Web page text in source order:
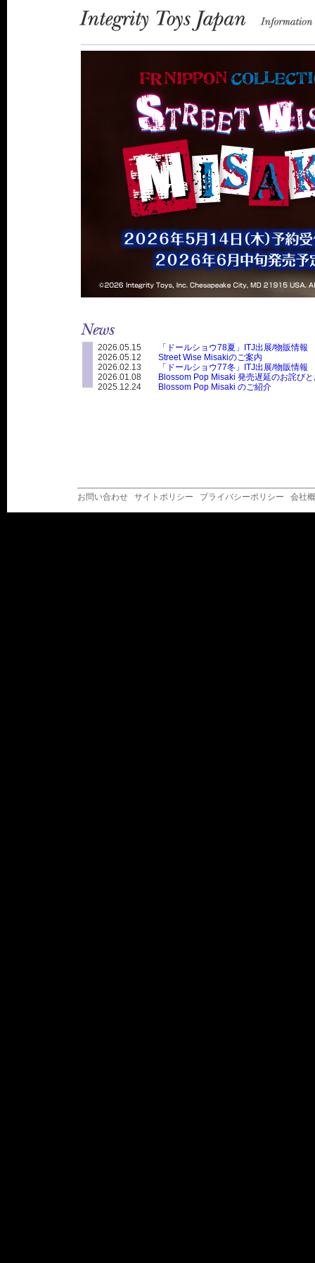
Integrity Toys Japan information
2026.05.15
「ドールショウ78夏」ITJ出展/物販情報
2026.05.12 Street Wise Misakiのご案内
2026.02.13
「ドールショウ77冬」ITJ出展/物販情報
2026.01.08
Blossom Pop Misaki 発売遅延のお詫び
2025.12.24
Blossom Pop Misaki のご紹介
お問い合わせ サイトポリシー プライバシーポリシー 会社